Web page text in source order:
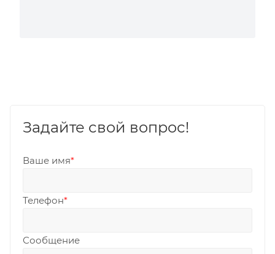
Задайте свой вопрос!
Ваше имя*
Телефон*
Сообщение